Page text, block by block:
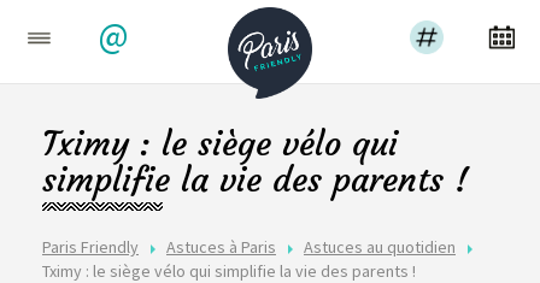
@
Paris Friendly Astuces à Paris
Astuces au quotidien
Tximy : le siège vélo qui simplifie la vie des parents !
Tximy : le siège vélo qui
simplifie la vie des parents !